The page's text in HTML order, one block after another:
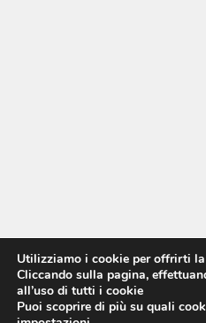
Utilizziamo i cookie per offrirti
Cliccando sulla pagina,
all’uso di tutti i cookie
Puoi scoprire di più su quali